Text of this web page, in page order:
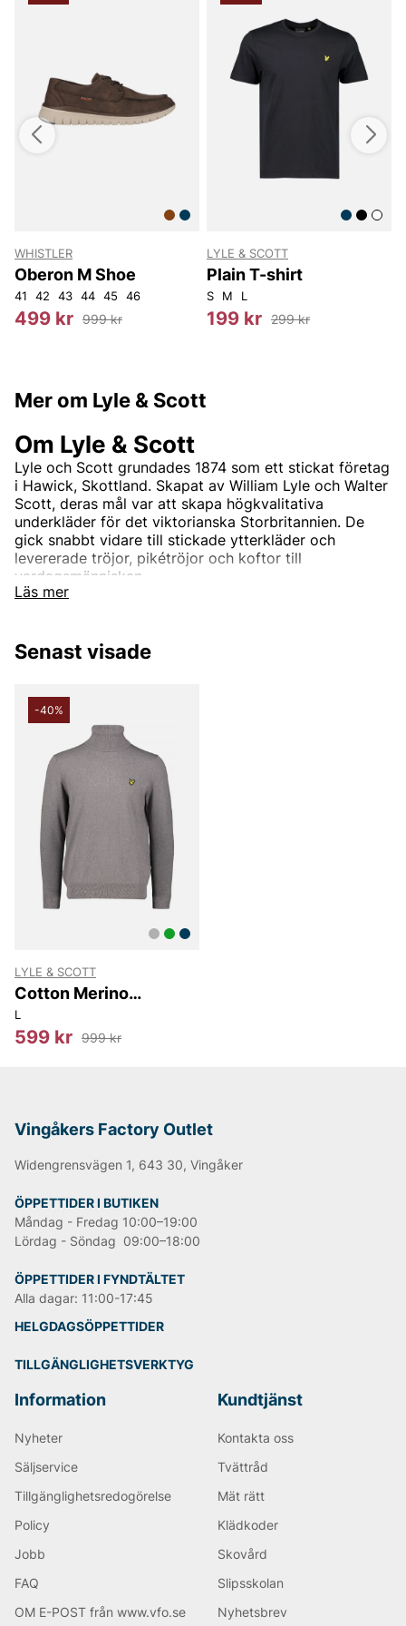
WHISTLER
Oberon M Shoe
41 42 43 44 45 46
499 kr 999 kr
LYLE & SCOTT
Plain T-shirt
S M L
199 kr 299 kr
Mer om Lyle & Scott
Läs mer
Om Lyle & Scott
Lyle och Scott grundades 1874 som ett stickat företag
i Hawick, Skottland. Skapat av William Lyle och Walter
Scott, deras mål var att skapa högkvalitativa
underkläder för det viktorianska Storbritannien. De
gick snabbt vidare till stickade ytterkläder och
levererade tröjor, pikétröjor och koftor till
vardagsmänniskan.
NN07
Björn Borg
Oscar Jacobson
Senast visade
-40%
LYLE & SCOTT
Cotton Merino
Turtleneck Jumper
L
599 kr 999 kr
Vingåkers Factory Outlet
Widengrensvägen 1, 643 30, Vingåker
ÖPPETTIDER I BUTIKEN
Måndag - Fredag 10:00–19:00
Lördag - Söndag 09:00–18:00
ÖPPETTIDER I FYNDTÄLTET
Alla dagar: 11:00-17:45
HELGDAGSÖPPETTIDER
TILLGÄNGLIGHETSVERKTYG
Information
Nyheter
Säljservice
Tillgänglighetsredogörelse
Policy
Jobb
FAQ
OM E-POST från www.vfo.se
Kundtjänst
Kontakta oss
Tvättråd
Mät rätt
Klädkoder
Skovård
Slipsskolan
Nyhetsbrev